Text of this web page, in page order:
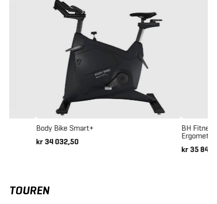
Body Bike Smart+
kr 34 032,50
BH
kr 35
TOUREN